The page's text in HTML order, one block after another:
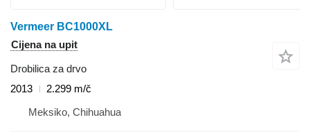
Vermeer BC1000XL
Cijena na upit
Drobilica za drvo
2013
2.299 m/č
Meksiko, Chihuahua